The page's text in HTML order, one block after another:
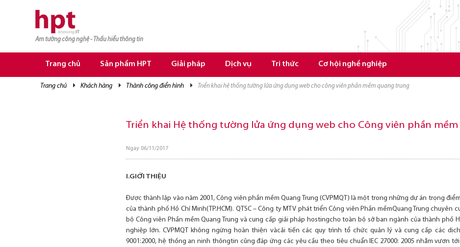
Am tường công nghệ - Thấu hiểu thông tin
Trang chủ Sản phẩm HPT Giải pháp Dịch vụ Tri thức Cơ hội nghề nghiệp
trang chủ khách hàng thành công điển hình triển khai hệ thống tường lửa ứng dụng web cho công viên phần mềm quang trung
Triển khai Hệ thống tường lửa ứng dụng web cho Công viên phần mềm
Ngày 06/11/2017
I.GIỚI THIỆU
Được thành lập vào năm 2001, Công viên phần mềm Quang Trung (CVPMQT) là một trong những dự án trọng
của thành phố Hồ Chí Minh(TP.HCM). QTSC – Công ty MTV phát triển Công viên Phần mềmQuang Trung chuyên
bộ Công viên Phần mềm Quang Trung và cung cấp giải pháp hostingcho toàn bộ sở ban ngành của thành phố
nghiệp lớn. CVPMQT không ngừng hoàn thiện vàcải tiến các quy trình tổ chức quản lý và cung cấp các
9001:2000, hệ thống an ninh thôngtin cũng đáp ứng các yêu cầu theo tiêu chuẩn IEC 27000: 2005 nhằm vươn
TRANG CHỦ
TRANG CHỦ